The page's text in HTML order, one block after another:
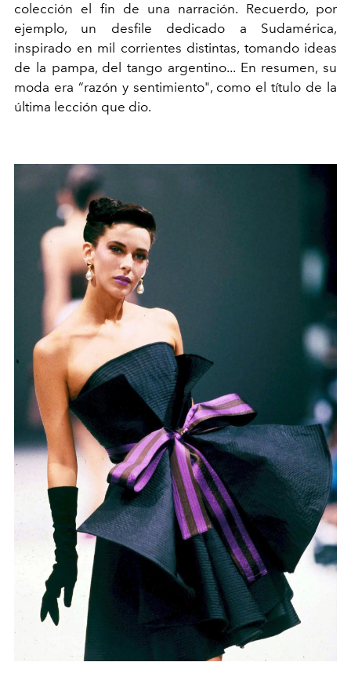
colección el fin de una narración. Recuerdo, por
ejemplo, un desfile dedicado a Sudamérica,
inspirado en mil corrientes distintas, tomando ideas
de la pampa, del tango argentino... En resumen, su
moda era “razón y sentimiento", como el título de la
última lección que dio.